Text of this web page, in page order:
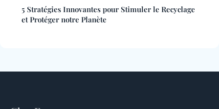
5 Stratégies Innovantes pour Stimuler le Recyclage
et Protéger notre Planète